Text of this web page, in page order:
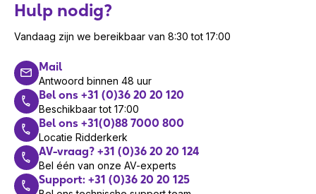
Hulp nodig?
Vandaag zijn we bereikbaar van 8:30 tot 17:00
Mail
Antwoord binnen 48 uur
Bel ons +31 (0)36 20 20 120
Beschikbaar tot 17:00
Bel ons +31(0)88 7000 800
Locatie Ridderkerk
AV-vraag? +31 (0)36 20 20 124
Bel één van onze AV-experts
Support: +31 (0)36 20 20 125